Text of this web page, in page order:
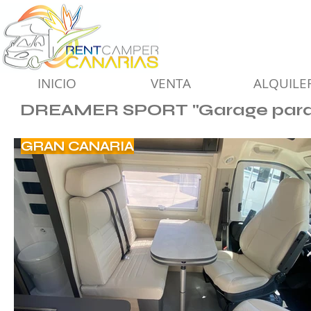
INICIO VENTA
GRAN CANARIA
DREAMER SPORT "Garage